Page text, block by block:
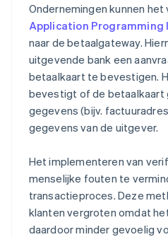
Ondernemingen kunnen
Application Programming
naar de betaalgateway.
uitgevende bank een
betaalkaart te bevestigen.
bevestigt of de betaalkaart
gegevens (bijv.
gegevens van de uitgever.
Het implementeren van
menselijke fouten te
transactieproces. Deze
klanten vergroten omdat
daardoor minder gevoelig